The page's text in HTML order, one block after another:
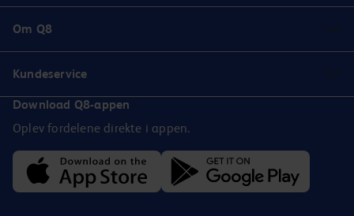
Om Q8
Kundeservice
Download Q8-appen
Oplev fordelene direkte i appen.